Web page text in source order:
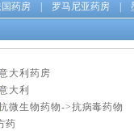
药房 罗马尼亚药房
大利药房
大利
微生物药物->抗病毒药物
药